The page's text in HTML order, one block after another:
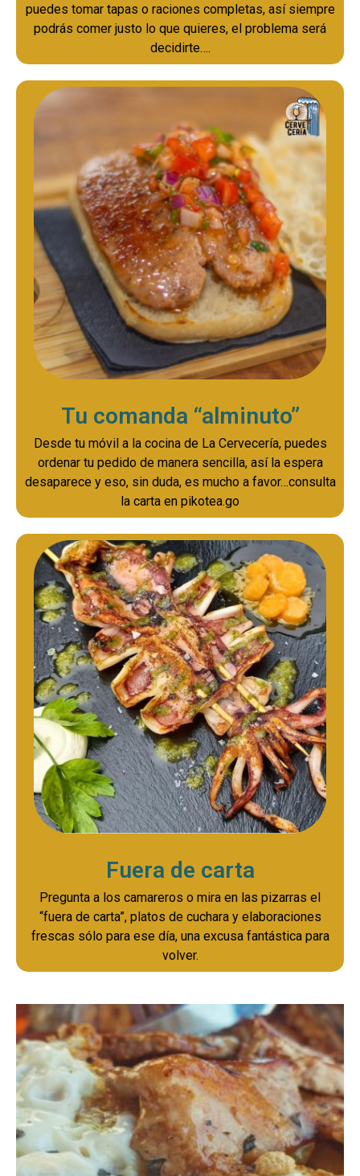
puedes tomar tapas o raciones completas, así siempre
podrás comer justo lo que quieres, el problema será
decidirte….
Tu comanda “alminuto”
Desde tu móvil a la cocina de La Cervecería, puedes
ordenar tu pedido de manera sencilla, así la espera
desaparece y eso, sin duda, es mucho a favor…consulta
la carta en pikotea.go
Fuera de carta
Pregunta a los camareros o mira en las pizarras el
“fuera de carta”, platos de cuchara y elaboraciones
frescas sólo para ese día, una excusa fantástica para
volver.